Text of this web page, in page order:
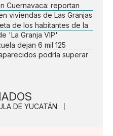
Cuernavaca: reportan
viviendas de Las Granjas
de los habitantes de la
'La Granja VIP'
dejan 6 mil 125
podría superar
DE YUCATÁN